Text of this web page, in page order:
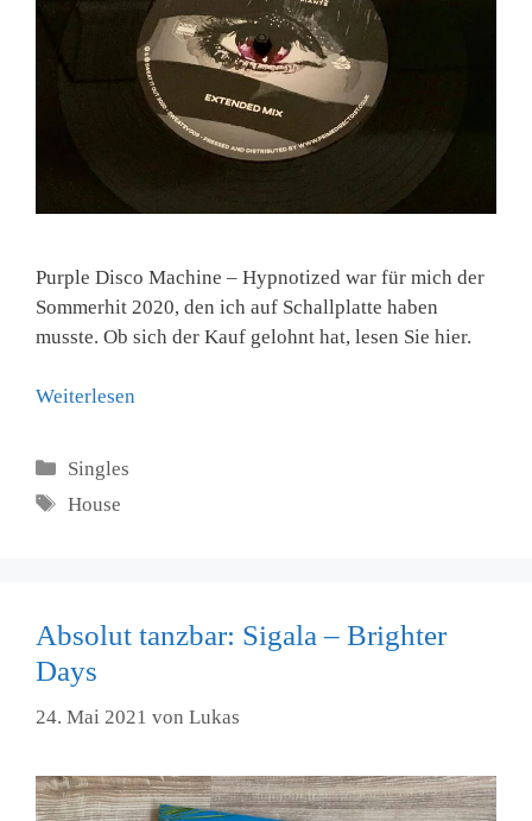
Purple Disco Machine – Hypnotized war für mich der
Sommerhit 2020, den ich auf Schallplatte haben
musste. Ob sich der Kauf gelohnt hat, lesen Sie hier.
Weiterlesen
Kategorien
Singles
Schlagwörter
House
Absolut tanzbar: Sigala – Brighter
Days
24. Mai 2021 von Lukas